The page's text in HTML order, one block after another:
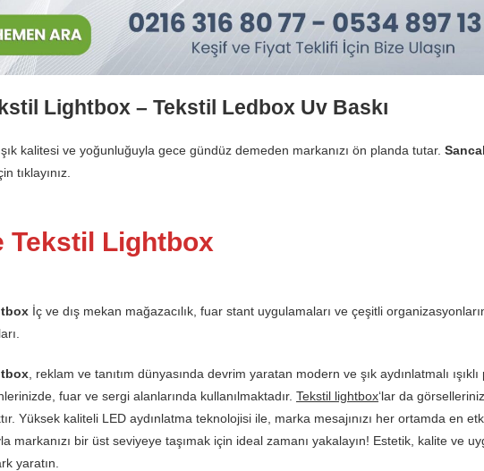
Lightbox – Tekstil Ledbox Uv Baskı
kalitesi ve yoğunluğuyla gece gündüz demeden markanızı ön planda tutar.
tıklayınız.
Tekstil Lightbox
İç ve dış mekan mağazacılık, fuar stant uygulamaları ve çeşitli
, reklam ve tanıtım dünyasında devrim yaratan modern ve şık aydınlatmalı
fuar ve sergi alanlarında kullanılmaktadır. Tekstil lightbox‘lar da
Yüksek kaliteli LED aydınlatma teknolojisi ile, marka mesajınızı her ortamda en
markanızı bir üst seviyeye taşımak için ideal zamanı yakalayın! Estetik, kalite ve
yaratın.